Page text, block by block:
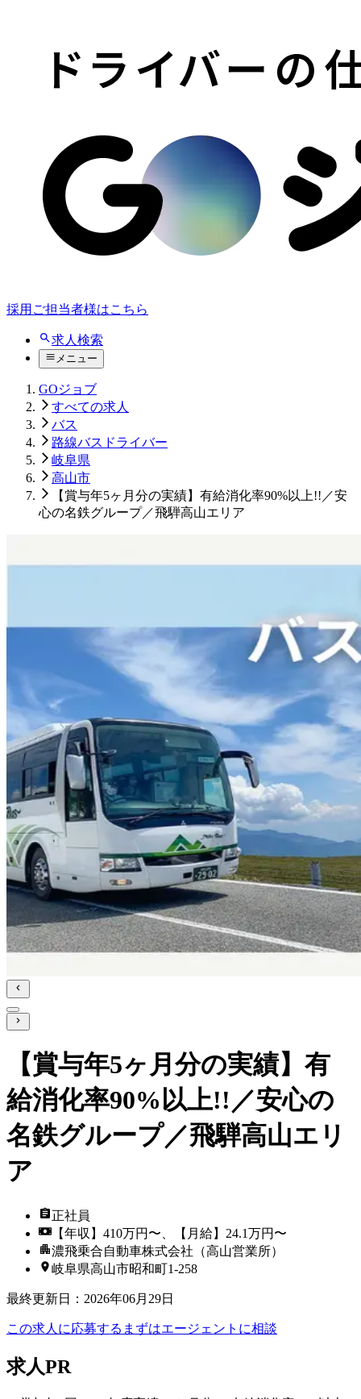
採用ご担当者様はこちら
求人検索
メニュー
GOジョブ
すべての求人
バス
路線バスドライバー
岐阜県
高山市
【賞与年5ヶ月分の実績】有給消化率90%以上!!／安
心の名鉄グループ／飛騨高山エリア
【賞与年5ヶ月分の実績】有
給消化率90%以上!!／安心の
名鉄グループ／飛騨高山エリ
ア
正社員
【年収】410万円〜、【月給】24.1万円〜
濃飛乗合自動車株式会社（高山営業所）
岐阜県高山市昭和町1-258
最終更新日 ： 2026年06月29日
この求人に応募する まずはエージェントに相談
求人PR